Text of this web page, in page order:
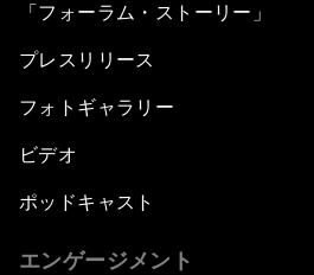
「フォーラム・ストーリー」
プレスリリース
フォトギャラリー
ビデオ
ポッドキャスト
エンゲージメント